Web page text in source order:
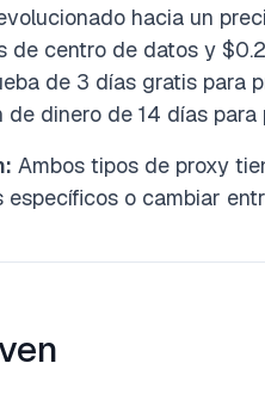
hacia un
centro de datos y
de 3 días gratis para
dinero de 14 días para
Ambos tipos de proxy
o cambiar